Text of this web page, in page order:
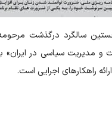
سالگرد درگذشت
و مدیریت سیاسی در
راهکارهای اجرایی است.